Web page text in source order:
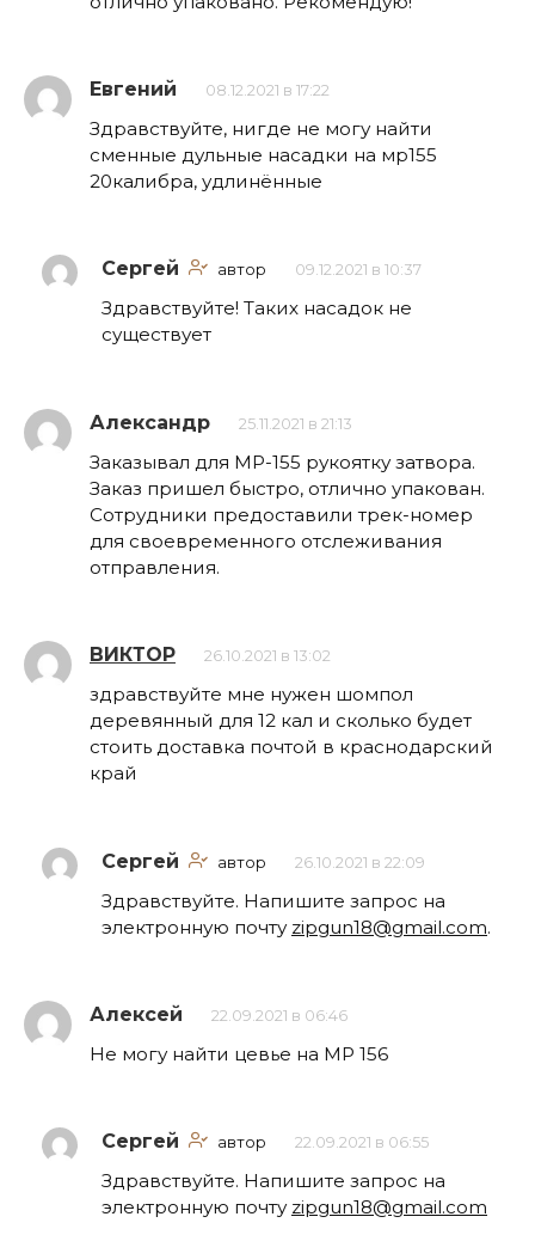
Евгений 08.12.2021 в 17:22
Здравствуйте, нигде не могу найти
сменные дульные насадки на мр155
20калибра, удлинённые
Сергей автор 09.12.2021 в 10:37
Здравствуйте! Таких насадок не
существует
Александр 25.11.2021 в 21:13
Заказывал для МР-155 рукоятку затвора.
Заказ пришел быстро, отлично упакован.
Сотрудники предоставили трек-номер
для своевременного отслеживания
отправления.
ВИКТОР 26.10.2021 в 13:02
здравствуйте мне нужен шомпол
деревянный для 12 кал и сколько будет
стоить доставка почтой в краснодарский
край
Сергей автор 26.10.2021 в 22:09
Здравствуйте. Напишите запрос на
электронную почту zipgun18@gmail.com.
Алексей 22.09.2021 в 06:46
Не могу найти цевье на МР 156
Сергей автор 22.09.2021 в 06:55
Здравствуйте. Напишите запрос на
электронную почту zipgun18@gmail.com